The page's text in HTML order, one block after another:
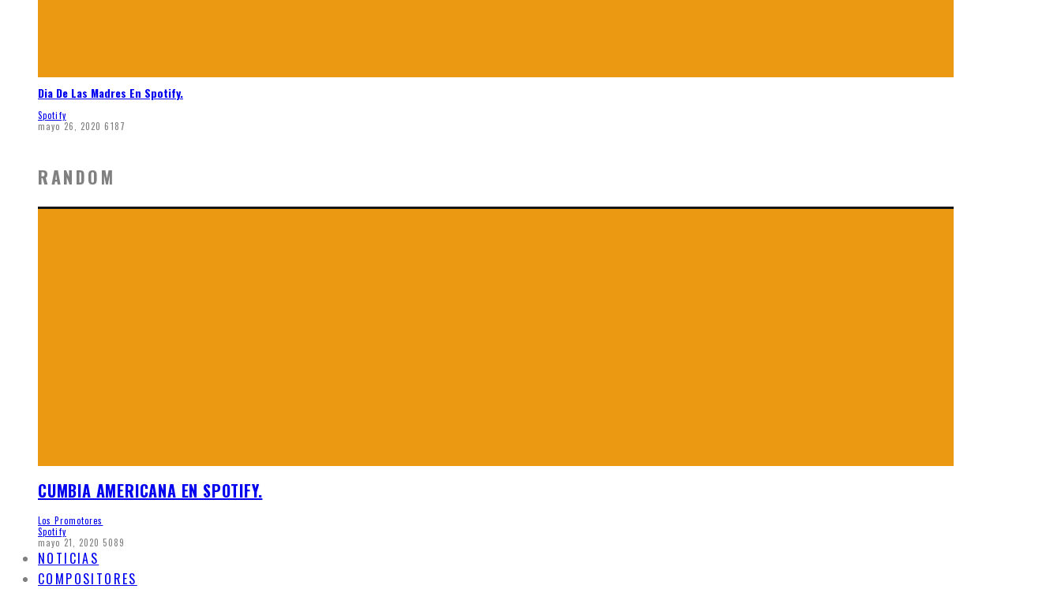
Dia De Las Madres En Spotify.
Spotify
mayo 26, 2020 6187
RANDOM
CUMBIA AMERICANA EN SPOTIFY.
Los Promotores
Spotify
mayo 21, 2020 5089
NOTICIAS
COMPOSITORES